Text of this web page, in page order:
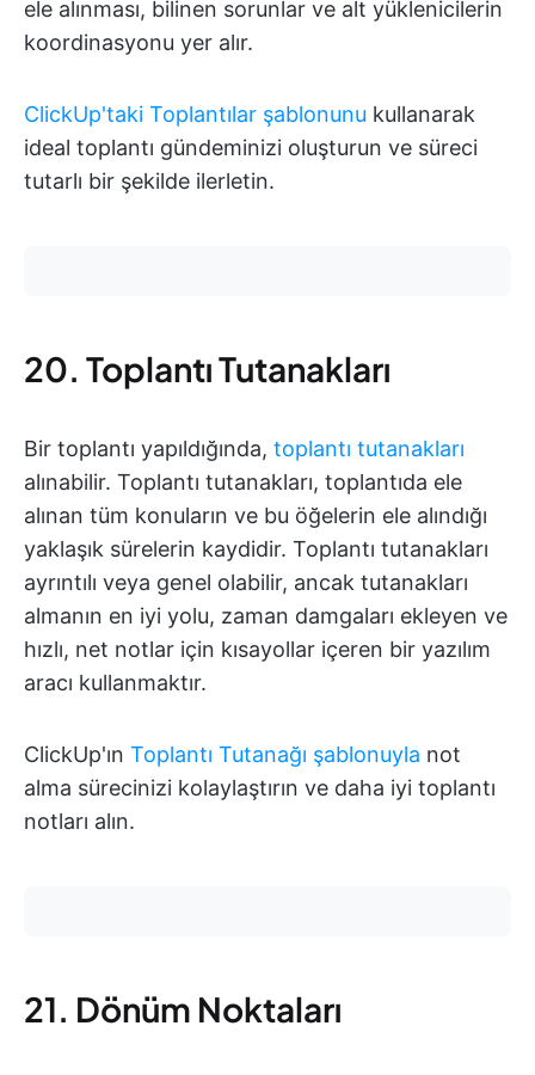
ele alınması, bilinen sorunlar ve alt yüklenicilerin
koordinasyonu yer alır.
ClickUp'taki Toplantılar şablonunu kullanarak
ideal toplantı gündeminizi oluşturun ve süreci
tutarlı bir şekilde ilerletin.
20. Toplantı Tutanakları
Bir toplantı yapıldığında, toplantı tutanakları
alınabilir. Toplantı tutanakları, toplantıda ele
alınan tüm konuların ve bu öğelerin ele alındığı
yaklaşık sürelerin kaydidir. Toplantı tutanakları
ayrıntılı veya genel olabilir, ancak tutanakları
almanın en iyi yolu, zaman damgaları ekleyen ve
hızlı, net notlar için kısayollar içeren bir yazılım
aracı kullanmaktır.
ClickUp'ın Toplantı Tutanağı şablonuyla not
alma sürecinizi kolaylaştırın ve daha iyi toplantı
notları alın.
21. Dönüm Noktaları